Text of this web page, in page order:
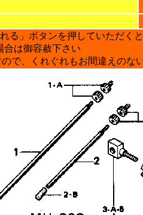
」ボタンを押していただく
合は御容赦下さい
で、くれぐれもお間違えのな